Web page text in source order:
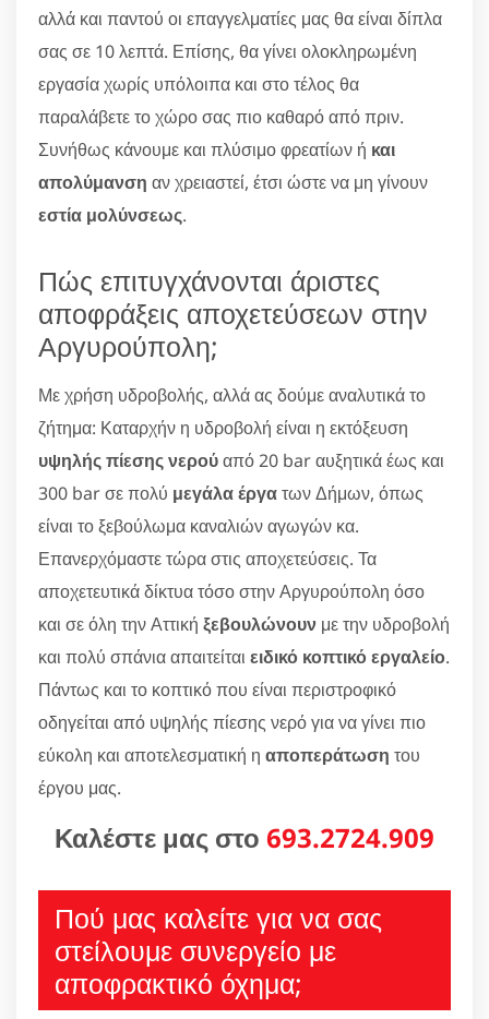
αλλά και παντού οι επαγγελματίες μας θα είναι δίπλα
σας σε 10 λεπτά. Επίσης, θα γίνει ολοκληρωμένη
εργασία χωρίς υπόλοιπα και στο τέλος θα
παραλάβετε το χώρο σας πιο καθαρό από πριν.
Συνήθως κάνουμε και πλύσιμο φρεατίων ή και
απολύμανση αν χρειαστεί, έτσι ώστε να μη γίνουν
εστία μολύνσεως.
Πώς επιτυγχάνονται άριστες
αποφράξεις αποχετεύσεων στην
Αργυρούπολη;
Με χρήση υδροβολής, αλλά ας δούμε αναλυτικά το
ζήτημα: Καταρχήν η υδροβολή είναι η εκτόξευση
υψηλής πίεσης νερούαπό 20 bar αυξητικά έως και
300 bar σε πολύ μεγάλα έργατων Δήμων, όπως
είναι το ξεβούλωμα καναλιών αγωγών κα.
Επανερχόμαστε τώρα στις αποχετεύσεις. Τα
αποχετευτικά δίκτυα τόσο στην Αργυρούπολη όσο
και σε όλη την Αττική ξεβουλώνουν με την υδροβολή
και πολύ σπάνια απαιτείται ειδικό κοπτικό εργαλείο.
Πάντως και το κοπτικό που είναι περιστροφικό
οδηγείται από υψηλής πίεσης νερό για να γίνει πιο
εύκολη και αποτελεσματική η αποπεράτωση του
έργου μας.
Καλέστε μας στο 693.2724.909
Πού μας καλείτε για να σας
στείλουμε συνεργείο με
αποφρακτικό όχημα;